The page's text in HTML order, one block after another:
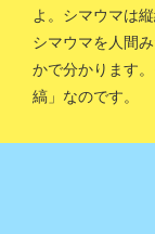
よ。シマウマは
シマウマを人間
かで分かります
縞」なのです。